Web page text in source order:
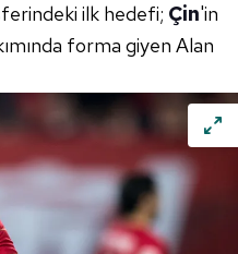
ilk hedefi; Çin'in
forma giyen Alan